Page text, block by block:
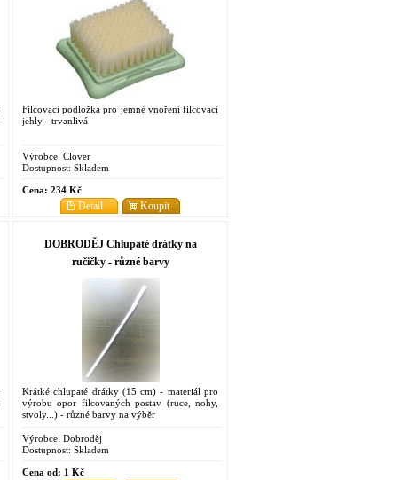
Filcovací podložka pro jemné vnoření filcovací
jehly - trvanlivá
Výrobce: Clover
Dostupnost: Skladem
Cena: 234 Kč
Koupit
Detail
DOBRODĚJ Chlupaté drátky na
ručičky - různé barvy
Krátké chlupaté drátky (15 cm) - materiál pro
výrobu opor filcovaných postav (ruce, nohy,
stvoly...) - různé barvy na výběr
Výrobce: Dobroděj
Dostupnost: Skladem
Cena od: 1 Kč